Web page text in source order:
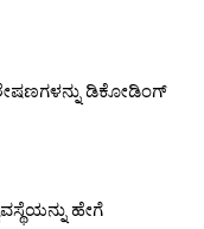
ಡಿಕೋಡಿಂಗ್
ಹೇಗೆ